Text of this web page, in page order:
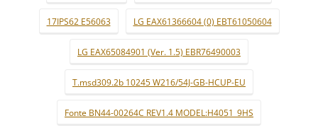
17IPS62 E56063 LG EAX61366604 (0) EBT61050604
LG EAX65084901 (Ver. 1.5) EBR76490003
T.msd309.2b 10245 W216/54J-GB-HCUP-EU
Fonte BN44-00264C REV1.4 MODEL:H4051_9HS